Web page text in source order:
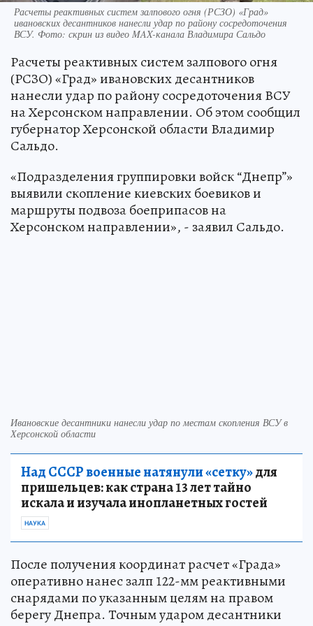
Расчеты реактивных систем залпового огня (РСЗО) «Град»
ивановских десантников нанесли удар по району сосредоточения
ВСУ. Фото: скрин из видео MAX-канала Владимира Сальдо
Расчеты реактивных систем залпового огня
(РСЗО) «Град» ивановских десантников
нанесли удар по району сосредоточения ВСУ
на Херсонском направлении. Об этом сообщил
губернатор Херсонской области Владимир
Сальдо.
«Подразделения группировки войск “Днепр”»
выявили скопление киевских боевиков и
маршруты подвоза боеприпасов на
Херсонском направлении», - заявил Сальдо.
Ивановские десантники нанесли удар по местам скопления ВСУ в
Херсонской области
Над СССР военные натянули «сетку»для
пришельцев: как страна 13 лет тайно
искала и изучала инопланетных гостей
НАУКА
После получения координат расчет «Града»
оперативно нанес залп 122-мм реактивными
снарядами по указанным целям на правом
берегу Днепра. Точным ударом десантники